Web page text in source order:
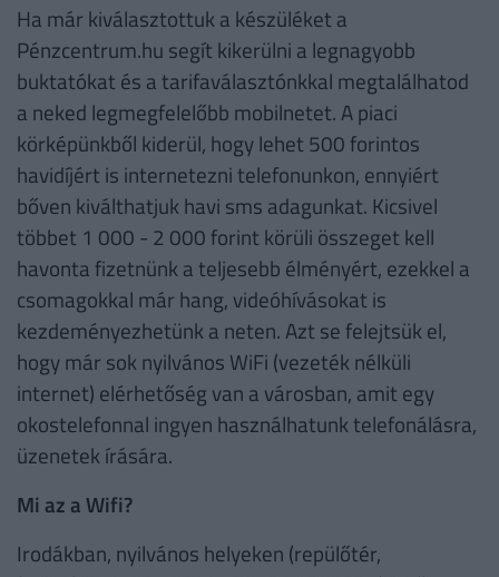
Ha már kiválasztottuk a készüléket a
Pénzcentrum.hu segít kikerülni a legnagyobb
buktatókat és a tarifaválasztónkkal megtalálhatod
a neked legmegfelelőbb mobilnetet. A piaci
körképünkből kiderül, hogy lehet 500 forintos
havidíjért is internetezni telefonunkon, ennyiért
bőven kiválthatjuk havi sms adagunkat. Kicsivel
többet 1 000 - 2 000 forint körüli összeget kell
havonta fizetnünk a teljesebb élményért, ezekkel a
csomagokkal már hang, videóhívásokat is
kezdeményezhetünk a neten. Azt se felejtsük el,
hogy már sok nyilvános WiFi (vezeték nélküli
internet) elérhetőség van a városban, amit egy
okostelefonnal ingyen használhatunk telefonálásra,
üzenetek írására.
Mi az a Wifi?
Irodákban, nyilvános helyeken (repülőtér,